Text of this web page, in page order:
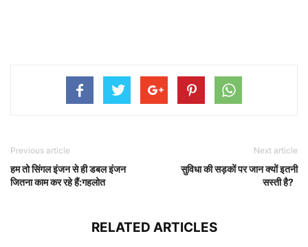
Previous article
हम तो सिंगल इंजन से ही डबल इंजन
जितना काम कर रहे हैं:गहलोत
Next article
सुविधा की सड़कों पर जान क्यों इतनी
सस्ती है?
RELATED ARTICLES